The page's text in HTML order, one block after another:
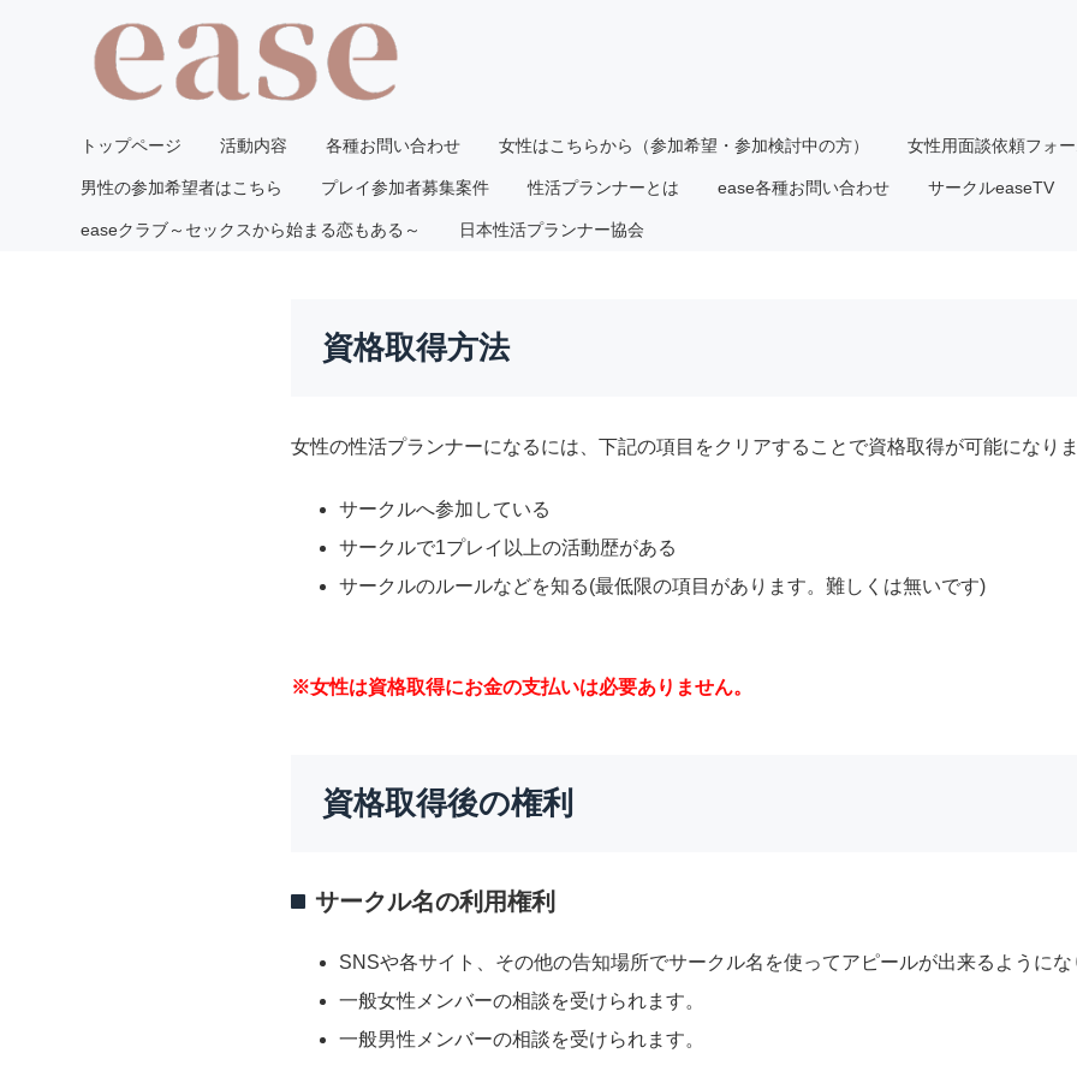
トップページ 活動内容 各種お問い合わせ 女性はこちらから（参加希望・参加検討中の方） 女性用面談依頼フォ
男性の参加希望者はこちら プレイ参加者募集案件 性活プランナーとは ease各種お問い合わせ サークルeaseTV
easeクラブ～セックスから始まる恋もある～ 日本性活プランナー協会
資格取得方法
女性の性活プランナーになるには、下記の項目をクリアすることで資格取得が可能になり
サークルへ参加している
サークルで1プレイ以上の活動歴がある
サークルのルールなどを知る(最低限の項目があります。難しくは無いです)
※女性は資格取得にお金の支払いは必要ありません。
資格取得後の権利
サークル名の利用権利
SNSや各サイト、その他の告知場所でサークル名を使ってアピールが出来るようにな
一般女性メンバーの相談を受けられます。
一般男性メンバーの相談を受けられます。